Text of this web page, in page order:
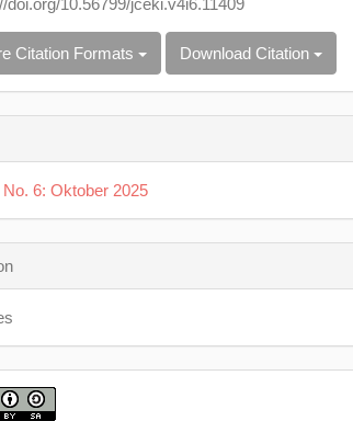
Citation Formats Download Citation
No. 6: Oktober 2025